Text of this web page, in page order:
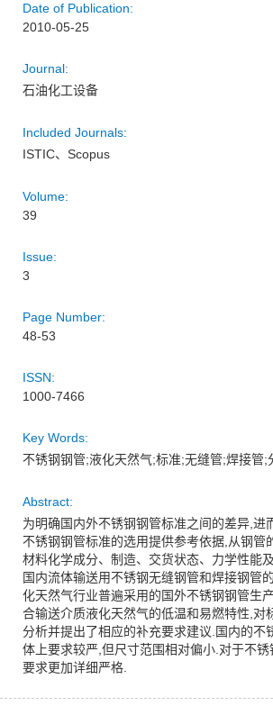
Date of Publication:
2010-05-25
Journal:
石油化工设备
Included Journals:
ISTIC、Scopus
Volume:
39
Issue:
3
Page Number:
48-53
ISSN:
1000-7466
Key Words:
不锈钢钢管;液化天然气;标准;无缝管;焊接管;
Abstract:
为明确国内外不锈钢钢管标准之间的差异,进
不锈钢钢管标准的选用提供参考依据,从钢管
材料化学成分、制造、交货状态、力学性能
国内流体输送用不锈钢无缝钢管和焊接钢管
化天然气行业普遍采用的国外不锈钢钢管生
合输送介质液化天然气的低温和易燃特性,对
分析并提出了相应的补充要求建议.国内的不
体上要求较严,但尺寸范围相对偏小.对于不
要求更加详细严格.